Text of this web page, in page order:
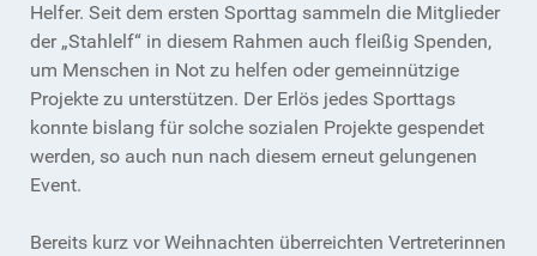
Helfer. Seit dem ersten Sporttag sammeln die Mitglieder
der „Stahlelf“ in diesem Rahmen auch fleißig Spenden,
um Menschen in Not zu helfen oder gemeinnützige
Projekte zu unterstützen. Der Erlös jedes Sporttags
konnte bislang für solche sozialen Projekte gespendet
werden, so auch nun nach diesem erneut gelungenen
Event.
Bereits kurz vor Weihnachten überreichten Vertreterinnen